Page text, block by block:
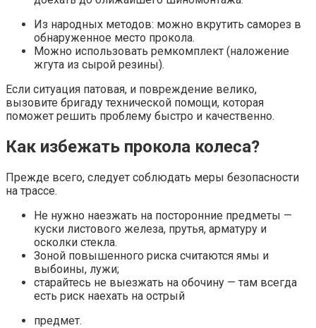
Из народных методов: можно вкрутить саморез в
обнаруженное место прокола.
Можно использовать ремкомплект (наложение
жгута из сырой резины).
Если ситуация патовая, и повреждение велико,
вызовите бригаду технической помощи, которая
поможет решить проблему быстро и качественно.
Как избежать прокола колеса?
Прежде всего, следует соблюдать меры безопасности
на трассе.
Не нужно наезжать на посторонние предметы —
куски листового железа, прутья, арматуру и
осколки стекла.
Зоной повышенного риска считаются ямы и
выбоины, лужи;
старайтесь не выезжать на обочину — там всегда
есть риск наехать на острый
предмет.